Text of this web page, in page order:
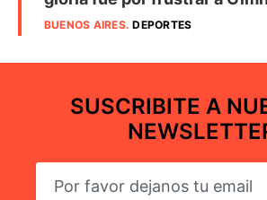
BUENOS AIRES.DEPORTES
SUSCRIBITE A